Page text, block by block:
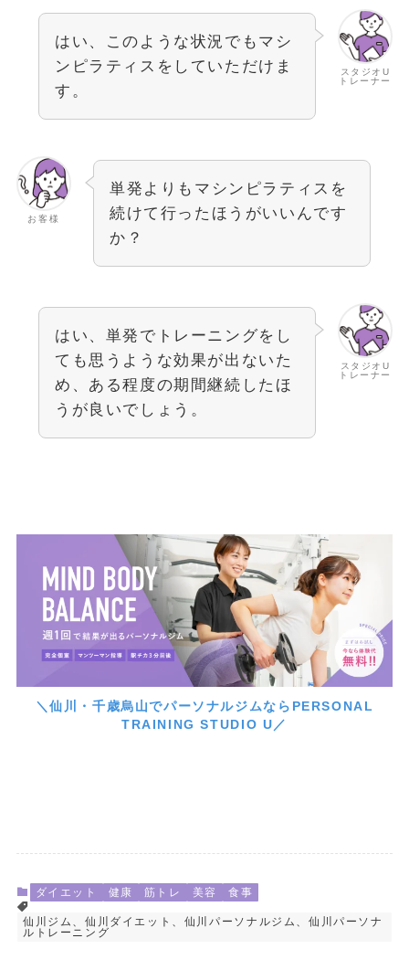
スタジオU
トレーナー
はい、このような状況でもマシ
ンピラティスをしていただけま
す。
お客様
単発よりもマシンピラティスを
続けて行ったほうがいいんです
か？
スタジオU
トレーナー
はい、単発でトレーニングをし
ても思うような効果が出ないた
め、ある程度の期間継続したほ
うが良いでしょう。
＼仙川・千歳烏山でパーソナルジムならPERSONAL
TRAINING STUDIO U／
ダイエット 健康 筋トレ 美容 食事
仙川ジム、仙川ダイエット、仙川パーソナルジム、仙川パーソナ
ルトレーニング